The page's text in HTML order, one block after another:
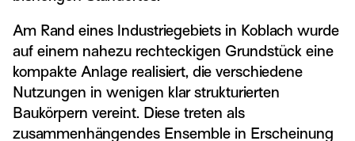
Am Rand eines Industriegebiets in Koblach wurde
auf einem nahezu rechteckigen Grundstück eine
kompakte Anlage realisiert, die verschiedene
Nutzungen in wenigen klar strukturierten
Baukörpern vereint. Diese treten als
zusammenhängendes Ensemble in Erscheinung